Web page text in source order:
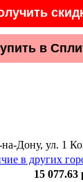
в
Дону, ул. 1
в других
15 077.63